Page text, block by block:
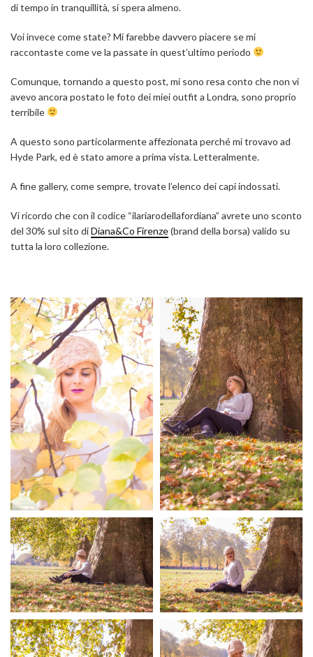
di tempo in tranquillità, si spera almeno.
Voi invece come state? Mi farebbe davvero piacere se mi
raccontaste come ve la passate in quest’ultimo periodo
Comunque, tornando a questo post, mi sono resa conto che non vi
avevo ancora postato le foto dei miei outfit a Londra, sono proprio
terribile
A questo sono particolarmente affezionata perché mi trovavo ad
Hyde Park, ed è stato amore a prima vista. Letteralmente.
A fine gallery, come sempre, trovate l’elenco dei capi indossati.
Vi ricordo che con il codice “ilariarodellafordiana” avrete uno sconto
del 30% sul sito diDiana&Co Firenze(brand della borsa) valido su
tutta la loro collezione.